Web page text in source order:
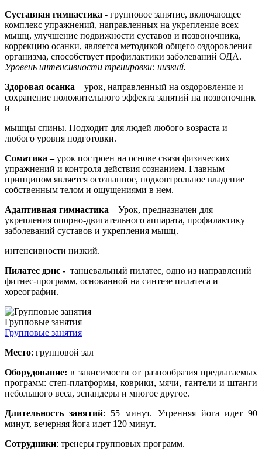
Суставная гимнастика - групповое занятие, включающее
комплекс упражнений, направленных на укрепление всех
мышц, улучшение подвижности суставов и позвоночника,
коррекцию осанки, является методикой общего оздоровления
организма, способствует профилактики заболеваний ОДА.
Уровень интенсивности тренировки: низкий.
Здоровая осанка – урок, направленный на оздоровление и
сохранение положительного эффекта занятий на позвоночник
и
мышцы спины. Подходит для людей любого возраста и
любого уровня подготовки.
Соматика –урок построен на основе связи физических
упражнений и контроля действия сознанием. Главным
принципом является осознанное, подконтрольное владение
собственным телом и ощущениями в нем.
Адаптивная гимнастика – Урок, предназначен для
укрепления опорно-двигательного аппарата, профилактику
заболеваний суставов и укрепления мышц.
интенсивности низкий.
Пилатес дэнс - танцевальный пилатес, одно из направлений
фитнес-программ, основанной на синтезе пилатеса и
хореографии.
Групповые занятия
Групповые занятия
Место: групповой зал
Оборудование: в зависимости от разнообразия предлагаемых
программ: степ-платформы, коврики, мячи, гантели и штанги
небольшого веса, эспандеры и многое другое.
Длительность занятий: 55 минут. Утренняя йога идет 90
минут, вечерняя йога идет 120 минут.
Сотрудники: тренеры групповых программ.